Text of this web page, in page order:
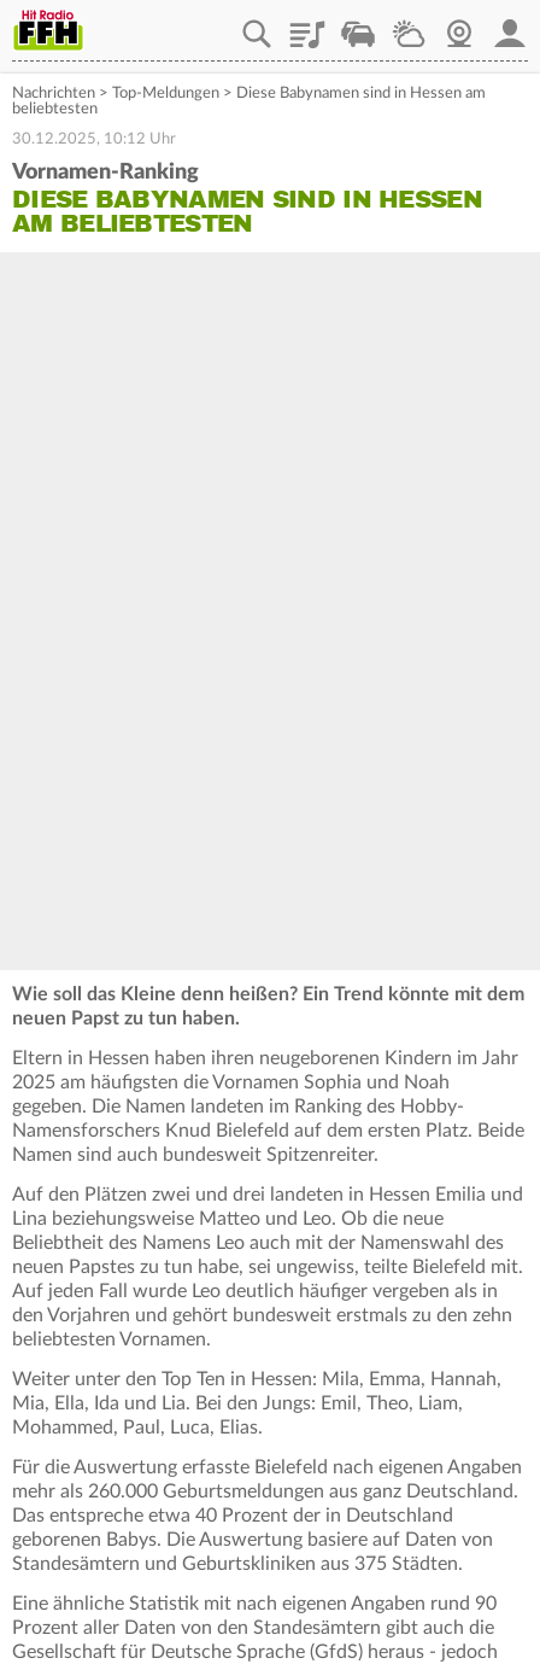
PlaylistStaupilotWetterWebcam
Nachrichten > Top-Meldungen > Diese Babynamen sind in Hessen am
beliebtesten
30.12.2025, 10:12 Uhr
Vornamen-Ranking
DIESE BABYNAMEN SIND IN HESSEN
AM BELIEBTESTEN
Wie soll das Kleine denn heißen? Ein Trend könnte mit dem
neuen Papst zu tun haben.
Eltern in Hessen haben ihren neugeborenen Kindern im Jahr
2025 am häufigsten die Vornamen Sophia und Noah
gegeben. Die Namen landeten im Ranking des Hobby-
Namensforschers Knud Bielefeld auf dem ersten Platz. Beide
Namen sind auch bundesweit Spitzenreiter.
Auf den Plätzen zwei und drei landeten in Hessen Emilia und
Lina beziehungsweise Matteo und Leo. Ob die neue
Beliebtheit des Namens Leo auch mit der Namenswahl des
neuen Papstes zu tun habe, sei ungewiss, teilte Bielefeld mit.
Auf jeden Fall wurde Leo deutlich häufiger vergeben als in
den Vorjahren und gehört bundesweit erstmals zu den zehn
beliebtesten Vornamen.
Weiter unter den Top Ten in Hessen: Mila, Emma, Hannah,
Mia, Ella, Ida und Lia. Bei den Jungs: Emil, Theo, Liam,
Mohammed, Paul, Luca, Elias.
Für die Auswertung erfasste Bielefeld nach eigenen Angaben
mehr als 260.000 Geburtsmeldungen aus ganz Deutschland.
Das entspreche etwa 40 Prozent der in Deutschland
geborenen Babys. Die Auswertung basiere auf Daten von
Standesämtern und Geburtskliniken aus 375 Städten.
Eine ähnliche Statistik mit nach eigenen Angaben rund 90
Prozent aller Daten von den Standesämtern gibt auch die
Gesellschaft für Deutsche Sprache (GfdS) heraus - jedoch